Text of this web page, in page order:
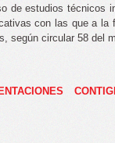
de estudios técnicos
con las que a la
según circular 58 del